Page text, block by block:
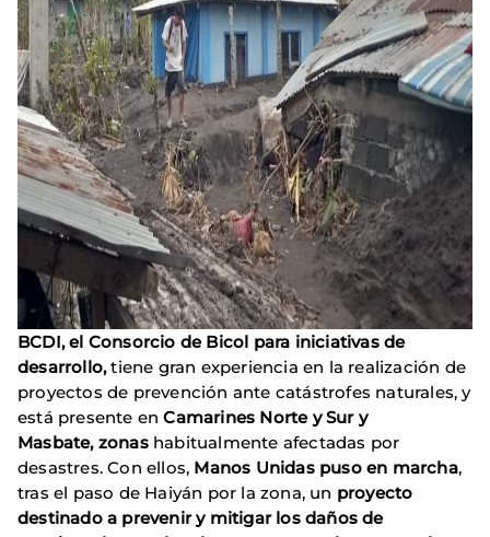
BCDI, el Consorcio de Bicol para iniciativas de
desarrollo,tiene gran experiencia en la realización de
proyectos de prevención ante catástrofes naturales, y
está presente enCamarines Norte y Sur y
Masbate, zonas habitualmente afectadas por
desastres. Con ellos, Manos Unidas puso en marcha,
tras el paso de Haiyán por la zona, un proyecto
destinado a prevenir y mitigar los daños de